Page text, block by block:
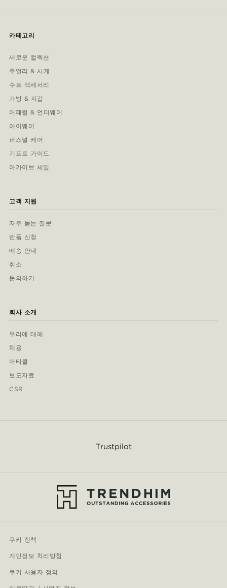
카테고리
새로운 컬렉션
주얼리 & 시계
수트 액세서리
가방 & 지갑
어패럴 & 언더웨어
아이웨어
퍼스널 케어
기프트 가이드
아카이브 세일
고객 지원
자주 묻는 질문
반품 신청
배송 안내
취소
문의하기
회사 소개
우리에 대해
채용
아티클
보도자료
CSR
Trustpilot
쿠키 정책
개인정보 처리방침
쿠키 사용자 정의